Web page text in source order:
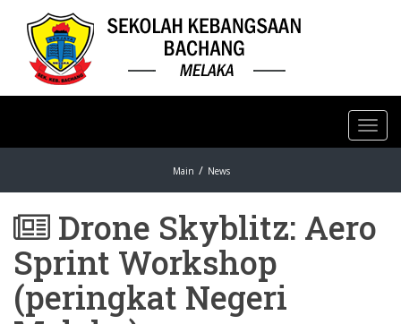
Main News
Drone Skyblitz: Aero
Sprint Workshop
(peringkat Negeri